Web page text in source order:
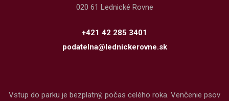
020 61 Lednické Rovne
+421 42 285 3401
podatelna@lednickerovne.sk
Vstup do parku je bezplatný, počas celého roka. Venčenie psov